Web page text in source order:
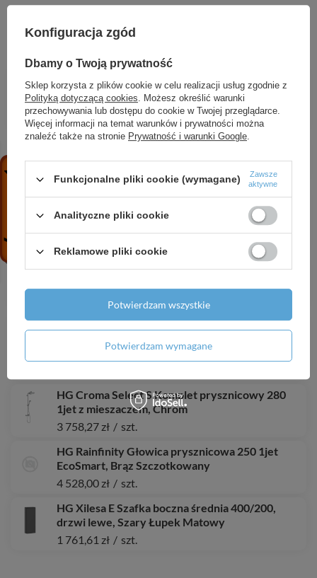
ZOBACZ RÓWNIEŻ
pod umywalkę nablatową bez otworu na baterię,
Ciemny Orzech
1 983,74 zł / szt.
753,38 zł / szt.
HG Metris S Elektroniczna bateria umywalkowa
ze wstępną regulacją temperatury, zasilana z sieci
230 V, Chrom
HG sBox Element zewnętrzny, prostokątny,
1 507,61 zł
szt.
HG Tecturis S Jednouchwytowa bateria
kompletu odpływowego, Brąz Szczotkowany
HG Croma Select S Komplet prysznicowy 280
1jet z mieszaczem, Chrom
3 758,27 zł / szt.
HG Rainfinity Głowica prysznicowa 250 1jet
EcoSmart, Brąz Szczotkowany
4 528,00 zł / szt.
HG Xilesa E Szafka boczna średnia 400/200,
drzwi lewe, Szary Łupek Matowy
1 761,61 zł / szt.
Konfiguracja zgód
Dbamy o Twoją prywatność
Sklep korzysta z plików cookie w celu realizacji usług zgodnie z
Polityką dotyczącą cookies. Możesz określić warunki
przechowywania lub dostępu do cookie w Twojej przeglądarce.
Więcej informacji na temat warunków i prywatności można
znaleźć także na stronie Prywatność i warunki Google.
Funkcjonalne pliki cookie (wymagane)
Zawsze
aktywne
Analityczne pliki cookie
Reklamowe pliki cookie
Potwierdzam wymagane
Potwierdzam wszystkie